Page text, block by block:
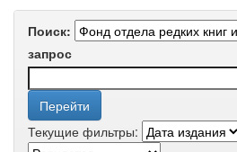
Поиск:
запрос
Текущие фильтры: